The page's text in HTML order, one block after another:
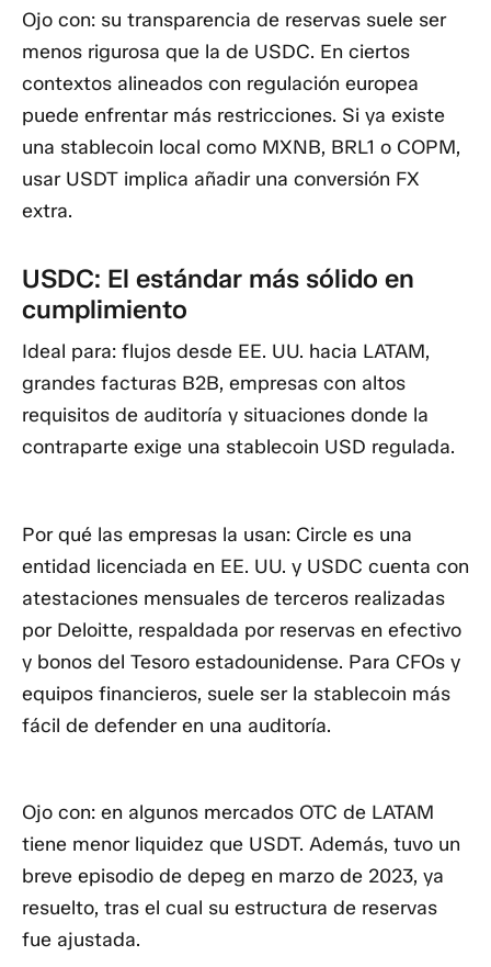
Ojo con: su transparencia de reservas suele ser
menos rigurosa que la de USDC. En ciertos
contextos alineados con regulación europea
puede enfrentar más restricciones. Si ya existe
una stablecoin local como MXNB, BRL1 o COPM,
usar USDT implica añadir una conversión FX
extra.
USDC: El estándar más sólido en
cumplimiento
Ideal para: flujos desde EE. UU. hacia LATAM,
grandes facturas B2B, empresas con altos
requisitos de auditoría y situaciones donde la
contraparte exige una stablecoin USD regulada.
Por qué las empresas la usan: Circle es una
entidad licenciada en EE. UU. y USDC cuenta con
atestaciones mensuales de terceros realizadas
por Deloitte, respaldada por reservas en efectivo
y bonos del Tesoro estadounidense. Para CFOs y
equipos financieros, suele ser la stablecoin más
fácil de defender en una auditoría.
Ojo con: en algunos mercados OTC de LATAM
tiene menor liquidez que USDT. Además, tuvo un
breve episodio de depeg en marzo de 2023, ya
resuelto, tras el cual su estructura de reservas
fue ajustada.